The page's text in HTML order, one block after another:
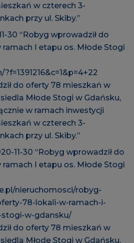
w czterech 3-
przy ul. Skiby.”
30 “Robyg wprowadził do
I etapu os. Młode Stogi
do oferty 78 mieszkań w
Młode Stogi w Gdańsku,
w ramach inwestycji
w czterech 3-
przy ul. Skiby.”
11-30 “Robyg wprowadził do
I etapu os. Młode Stogi
nieruchomosci/robyg-
78-lokali-w-ramach-i-
w-gdansku/
do oferty 78 mieszkań w
Młode Stogi w Gdańsku,